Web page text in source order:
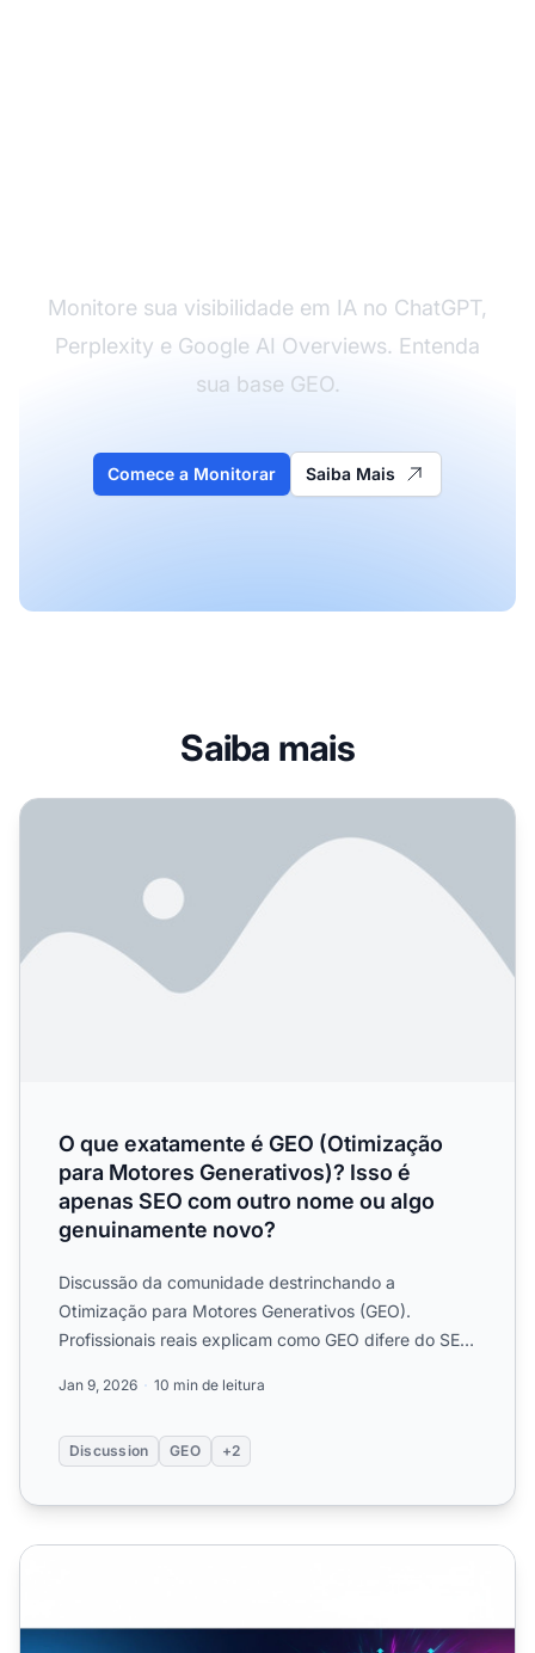
Monitore sua visibilidade em IA no ChatGPT,
Perplexity e Google AI Overviews. Entenda
sua base GEO.
Comece a Monitorar Saiba Mais
Saiba mais
O que exatamente é GEO (Otimização para Motores
O que exatamente é GEO (Otimização
para Motores Generativos)? Isso é
apenas SEO com outro nome ou algo
genuinamente novo?
Discussão da comunidade destrinchando a
Otimização para Motores Generativos (GEO).
Profissionais reais explicam como GEO difere do SEO
Jan 9, 2026 10 min de leitura
Discussion GEO +2
GEO é Apenas SEO Renomeado? A Verdade Sobre